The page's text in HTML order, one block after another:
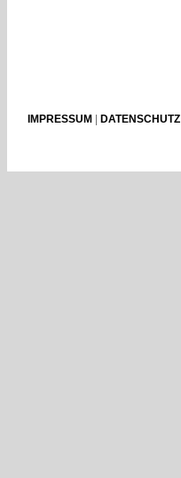
IMPRESSUM DATENSCHUTZ